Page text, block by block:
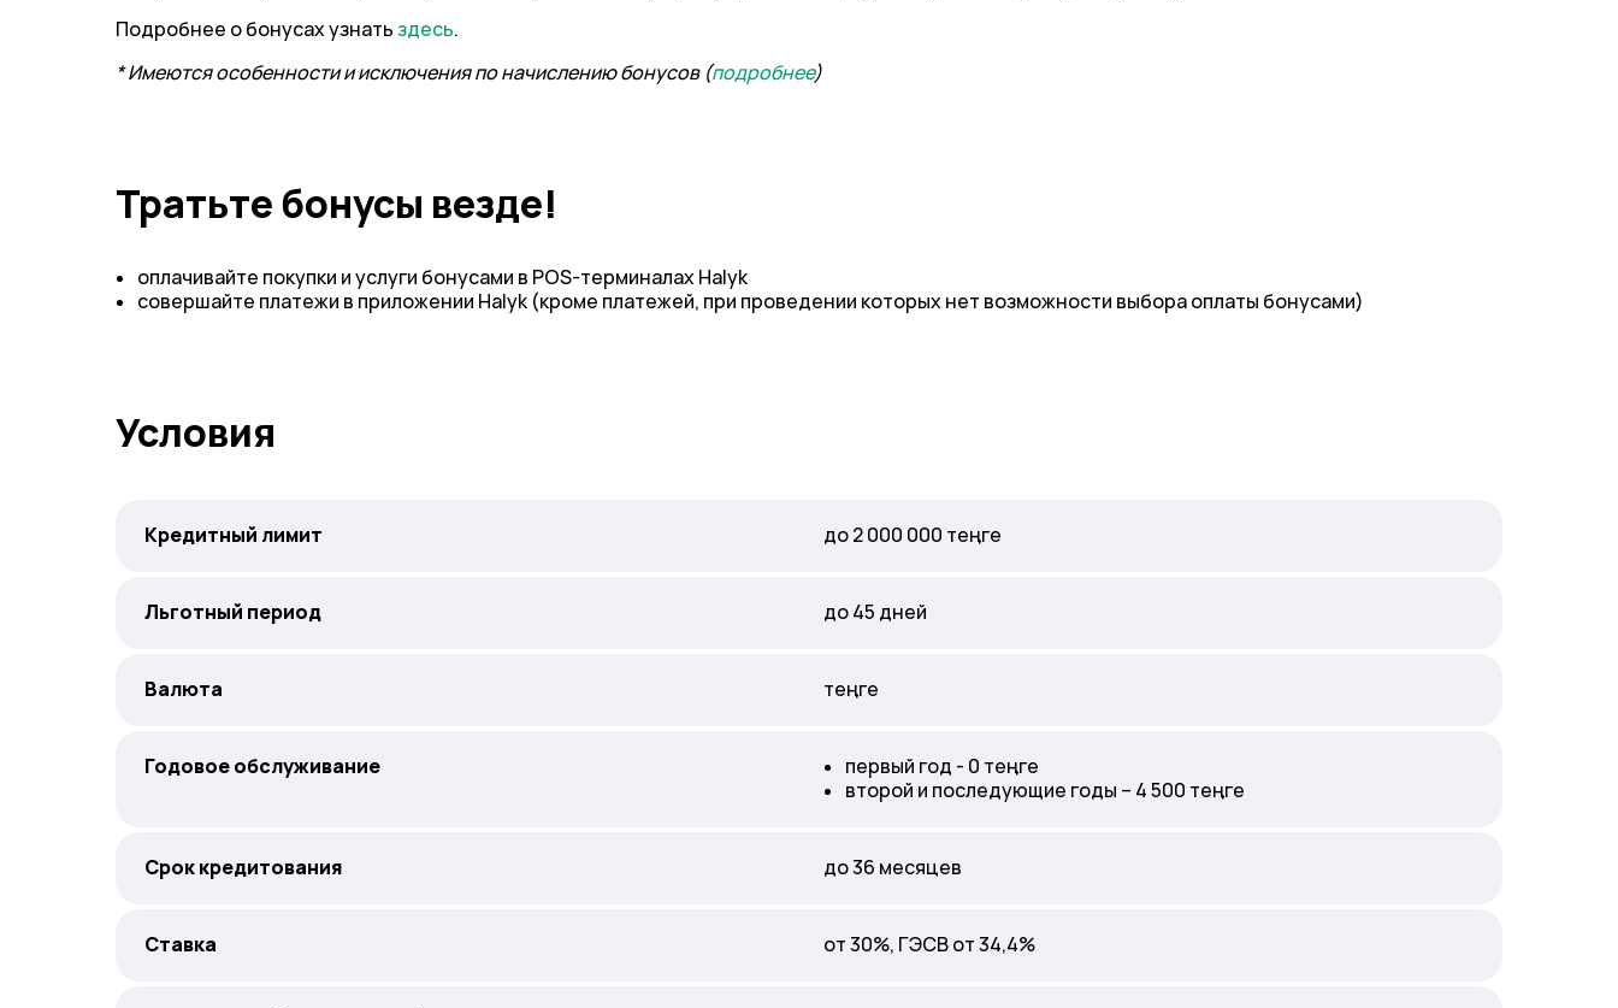
Подробнее о бонусах узнатьздесь.
* Имеются особенности и исключения по начислению бонусов (подробнее)
Тратьте бонусы везде!
оплачивайте покупки и услуги бонусами в POS-терминалах Halyk
совершайте платежи в приложении Halyk (кроме платежей, при проведении которых нет возможности выбора оплаты бонусами)
Условия
Кредитный лимит до 2 000 000 теңге
Льготный период до 45 дней
Валюта теңге
Годовое обслуживание
первый год - 0 теңге
второй и последующие годы – 4 500 теңге
Срок кредитования до 36 месяцев
Ставка от 30%, ГЭСВ от 34,4%